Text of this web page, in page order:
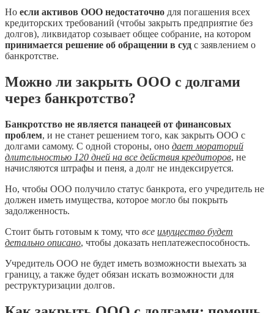
Но если активов ООО недостаточно для погашения всех
кредиторских требований (чтобы закрыть предприятие без
долгов), ликвидатор созывает общее собрание, на котором
принимается решение об обращении в суд с заявлением о
банкротстве.
Можно ли закрыть ООО с долгами
через банкротство?
Банкротство не является панацеей от финансовых
проблем, и не станет решением того, как закрыть ООО с
долгами самому. С одной стороны, оно дает мораторий
длительностью 120 дней на все действия кредиторов, не
начисляются штрафы и пеня, а долг не индексируется.
Но, чтобы ООО получило статус банкрота, его учредитель не
должен иметь имущества, которое могло бы покрыть
задолженность.
Стоит быть готовым к тому, что все имущество будет
детально описано, чтобы доказать неплатежеспособность.
Учредитель ООО не будет иметь возможности выехать за
границу, а также будет обязан искать возможности для
реструктуризации долгов.